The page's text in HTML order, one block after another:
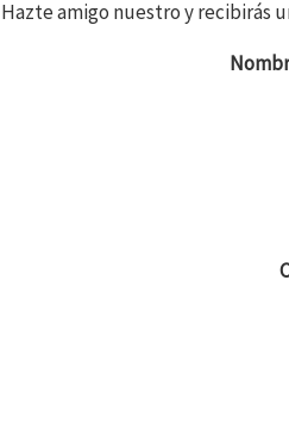
Hazte amigo nuestro y recibirás